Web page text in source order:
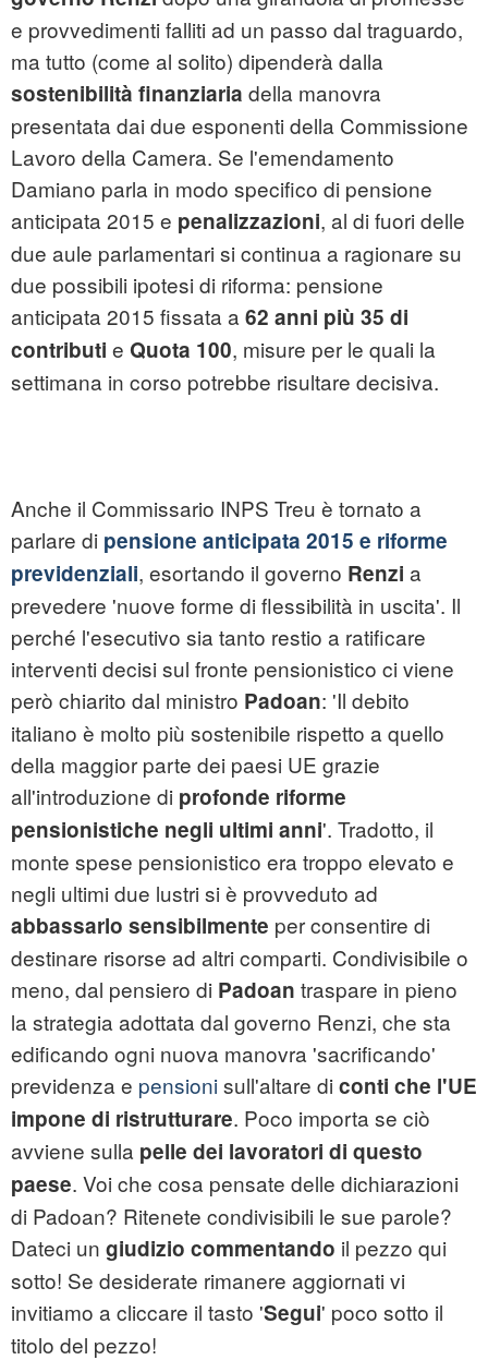
e provvedimenti falliti ad un passo dal traguardo,
ma tutto (come al solito) dipenderà dalla
sostenibilità finanziaria della manovra
presentata dai due esponenti della Commissione
Lavoro della Camera. Se l'emendamento
Damiano parla in modo specifico di pensione
anticipata 2015 e penalizzazioni, al di fuori delle
due aule parlamentari si continua a ragionare su
due possibili ipotesi di riforma: pensione
anticipata 2015 fissata a 62 anni più 35 di
contributi e Quota 100, misure per le quali la
settimana in corso potrebbe risultare decisiva.
Anche il Commissario INPS Treu è tornato a
parlare di pensione anticipata 2015 e riforme
previdenziali, esortando il governo Renzi a
prevedere 'nuove forme di flessibilità in uscita'. Il
perché l'esecutivo sia tanto restio a ratificare
interventi decisi sul fronte pensionistico ci viene
però chiarito dal ministro Padoan: 'Il debito
italiano è molto più sostenibile rispetto a quello
della maggior parte dei paesi UE grazie
all'introduzione di profonde riforme
pensionistiche negli ultimi anni'. Tradotto, il
monte spese pensionistico era troppo elevato e
negli ultimi due lustri si è provveduto ad
abbassarlo sensibilmente per consentire di
destinare risorse ad altri comparti. Condivisibile o
meno, dal pensiero di Padoan traspare in pieno
la strategia adottata dal governo Renzi, che sta
edificando ogni nuova manovra 'sacrificando'
previdenza e pensionisull'altare di conti che l'UE
impone di ristrutturare. Poco importa se ciò
avviene sulla pelle dei lavoratori di questo
paese. Voi che cosa pensate delle dichiarazioni
di Padoan? Ritenete condivisibili le sue parole?
Dateci un giudizio commentando il pezzo qui
sotto! Se desiderate rimanere aggiornati vi
invitiamo a cliccare il tasto 'Segui' poco sotto il
titolo del pezzo!